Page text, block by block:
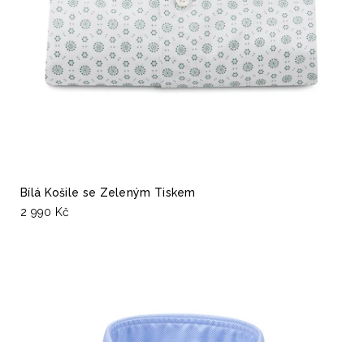
Bílá Košile se Zeleným Tiskem
2 990 Kč